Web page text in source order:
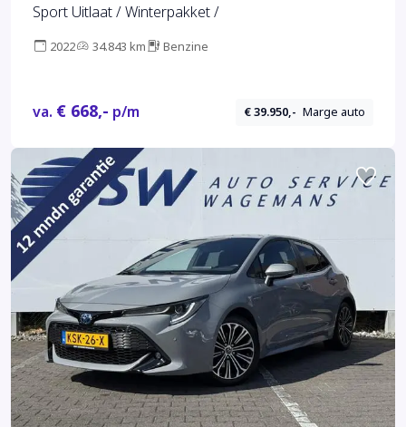
Sport Uitlaat / Winterpakket /
2022 34.843 km Benzine
va. € 668,- p/m € 39.950,- Marge auto